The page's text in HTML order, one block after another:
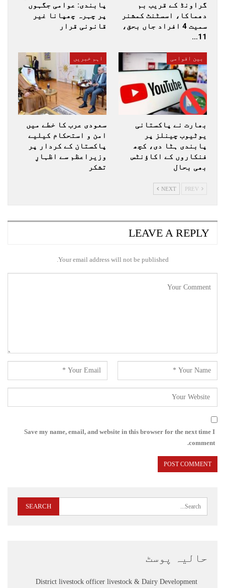
گراونڈ کے قریب بم
دھماکا، اسسٹنٹ کمشنر
سمیت 4 افراد جاں بحق،
11…
پابندی: عوامی جگہوں
پر چہرہ چھپانا غیر
قانونی قرار
بین اقوامی
بھارت نے پاکستانی
یوٹیوب چینلز پر
پابندی ہٹا دی، کچھ
فنکاروں کے اکاؤنٹس
بھی بحال
اہم خبریں
سعودی عرب کا خطے میں
امن و استحکام کیلیے
پاکستان کے کردار پر
وزیراعظم سے اظہارِ
تشکر
NEXT
LEAVE A REPLY
Your email address will not be published.
Save my name, email, and website in this browser for the next time I
comment.
حالیہ پوسٹ
District livestock officer livestock & Dairy Development